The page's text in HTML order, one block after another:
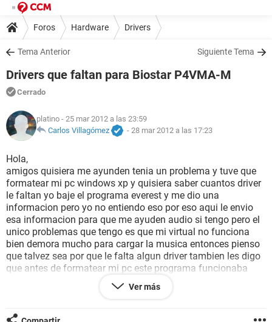
Foros Hardware Drivers
Tema Anterior Siguiente Tema
Drivers que faltan para Biostar P4VMA-M
Cerrado
platino - 25 mar 2012 a las 23:59
Carlos Villagómez
- 28 mar 2012 a las 17:23
Hola,
amigos quisiera me ayunden tenia un problema y tuve que
formatear mi pc windows xp y quisiera saber cuantos driver
le faltan yo baje el programa everest y me dio una
informacion pero yo no entiendo eso por eso aqui le envio
esa informacion para que me ayuden audio si tengo pero el
unico problemas que tengo es que mi virtual no funciona
bien demora mucho para cargar la musica entonces pienso
que talvez sea por que le falta algun driver tambien les digo
que antes de formatear mi pc este programa funcionaba
muy bien--------[ EVEREST Home Edition (c) 2003-2005
Lavalys, Inc. ]------------------------------------------------------------
Versión EVEREST v2.20.405/es
Ver más